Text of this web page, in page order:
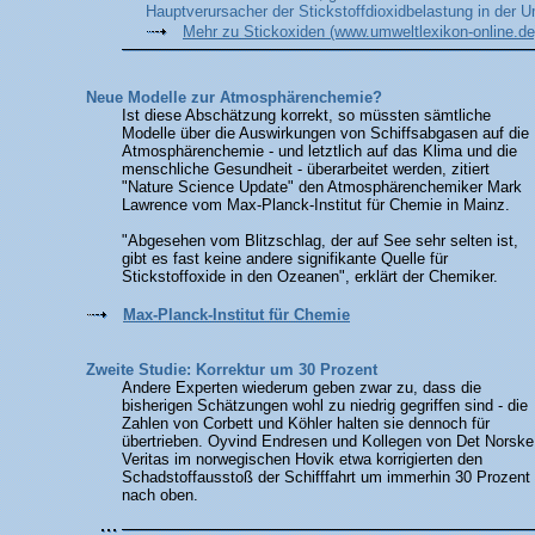
Hauptverursacher der Stickstoffdioxidbelastung in der
Mehr zu Stickoxiden (www.umweltlexikon-
Neue Modelle zur Atmosphärenchemie?
Ist diese Abschätzung korrekt, so müssten sämtliche
Modelle über die Auswirkungen von Schiffsabgasen auf die
Atmosphärenchemie - und letztlich auf das Klima und die
menschliche Gesundheit - überarbeitet werden, zitiert
"Nature Science Update" den Atmosphärenchemiker Mark
Lawrence vom Max-Planck-Institut für Chemie in Mainz.
"Abgesehen vom Blitzschlag, der auf See sehr selten ist,
gibt es fast keine andere signifikante Quelle für
Stickstoffoxide in den Ozeanen", erklärt der Chemiker.
Max-Planck-Institut für Chemie
Zweite Studie: Korrektur um 30 Prozent
Andere Experten wiederum geben zwar zu, dass die
bisherigen Schätzungen wohl zu niedrig gegriffen sind - die
Zahlen von Corbett und Köhler halten sie dennoch für
übertrieben. Oyvind Endresen und Kollegen von Det Norske
Veritas im norwegischen Hovik etwa korrigierten den
Schadstoffausstoß der Schifffahrt um immerhin 30 Prozent
nach oben.